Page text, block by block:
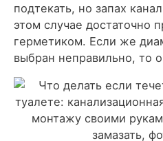
подтекать, но запах
этом случае достаточно
герметиком. Если же
выбран неправильно, то